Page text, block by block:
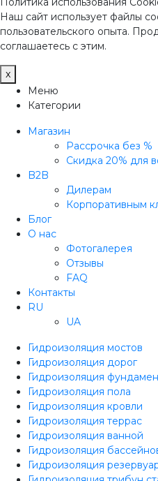
Наш сайт использует файлы
пользовательского опыта.
соглашаетесь с этим.
x
Меню
Категории
Магазин
Рассрочка без %
Скидка 20% для
B2B
Дилерам
Корпоративным
Блог
О нас
Фотогалерея
Отзывы
FAQ
Контакты
RU
UA
Гидроизоляция мостов
Гидроизоляция дорог
Гидроизоляция
Гидроизоляция пола
Гидроизоляция кровли
Гидроизоляция террас
Гидроизоляция ванной
Гидроизоляция
Гидроизоляция